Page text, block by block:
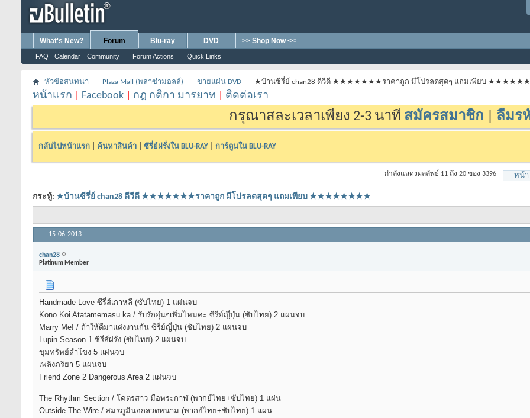
What's New? Forum
FAQ Calendar Community Forum Actions Quick Links
Blu-ray DVD >> Shop Now <<
หัวข้อสนทนา Plaza Mall (พลาซ่ามอลล์) ขายแผ่น DVD ★บ้านซีรี่ย์ chan28 ดีวีดี ★★★★★★★ราคาถูก มีโปรลดสุดๆ แถมเพียบ
หน้าแรก Facebook กฎ กติกา มารยาท ติดต่อเรา
กรุณาสละเวลาเพียง 2-3 นาที สมัครสมาชิก ลืมร
กลับไปหน้าแรก ค้นหาสินค้า ซีรี่ย์ฝรั่งใน BLU-RAY การ์ตูนใน BLU-RAY
หน้า
กำลังแสดงผลลัพธ์ 11 ถึง 20 ของ 3396
กระทู้: ★บ้านซีรี่ย์ chan28 ดีวีดี ★★★★★★★ราคาถูก มีโปรลดสุดๆ แถมเพียบ ★★★★★★★★
15-06-2013
chan28
Platinum Member
Handmade Love ซีรี่ส์เกาหลี (ซับไทย) 1 แผ่นจบ
Kono Koi Atatamemasu ka / รับรักอุ่นๆเพิ่มไหมคะ ซีรี่ย์ญี่ปุ่น (ซับไทย) 2 แผ่นจบ
Marry Me! / ถ้าให้ดีมาแต่งงานกัน ซีรี่ย์ญี่ปุ่น (ซับไทย) 2 แผ่นจบ
Lupin Season 1 ซีรี่ส์ฝรั่ง (ซํบไทย) 2 แผ่นจบ
ขุมทรัพย์ลำโขง 5 แผ่นจบ
เพลิงภริยา 5 แผ่นจบ
Friend Zone 2 Dangerous Area 2 แผ่นจบ
The Rhythm Section / โคตรสาว มือพระกาฬ (พากย์ไทย+ซับไทย) 1 แผ่น
Outside The Wire / สมรภูมินอกลวดหนาม (พากย์ไทย+ซับไทย) 1 แผ่น